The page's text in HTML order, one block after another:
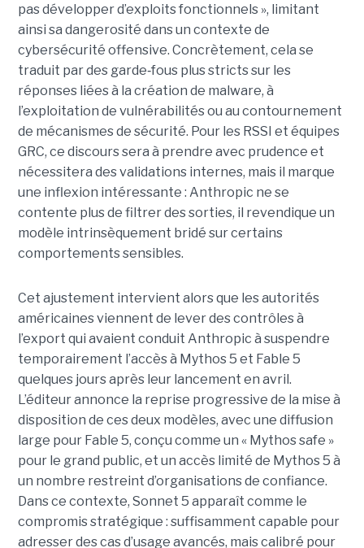
pas développer d’exploits fonctionnels », limitant
ainsi sa dangerosité dans un contexte de
cybersécurité offensive. Concrètement, cela se
traduit par des garde‑fous plus stricts sur les
réponses liées à la création de malware, à
l’exploitation de vulnérabilités ou au contournement
de mécanismes de sécurité. Pour les RSSI et équipes
GRC, ce discours sera à prendre avec prudence et
nécessitera des validations internes, mais il marque
une inflexion intéressante : Anthropic ne se
contente plus de filtrer des sorties, il revendique un
modèle intrinsèquement bridé sur certains
comportements sensibles.
Cet ajustement intervient alors que les autorités
américaines viennent de lever des contrôles à
l’export qui avaient conduit Anthropic à suspendre
temporairement l’accès à Mythos 5 et Fable 5
quelques jours après leur lancement en avril.
L’éditeur annonce la reprise progressive de la mise à
disposition de ces deux modèles, avec une diffusion
large pour Fable 5, conçu comme un « Mythos safe »
pour le grand public, et un accès limité de Mythos 5 à
un nombre restreint d’organisations de confiance.
Dans ce contexte, Sonnet 5 apparaît comme le
compromis stratégique : suffisamment capable pour
adresser des cas d’usage avancés, mais calibré pour